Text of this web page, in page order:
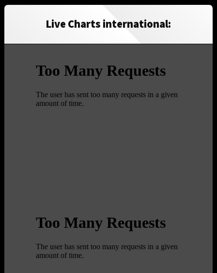
Live Charts international: